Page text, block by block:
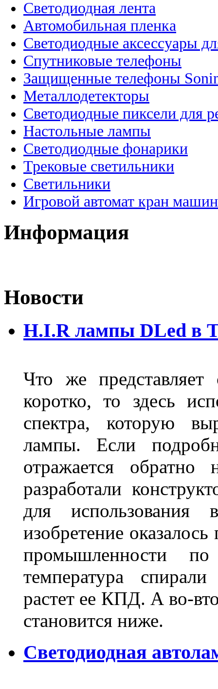
Светодиодная лента
Автомобильная пленка
Светодиодные аксессуары
Спутниковые телефоны
Защищенные телефоны
Металлодетекторы
Светодиодные пиксели для
Настольные лампы
Светодиодные фонарики
Трековые светильники
Светильники
Игровой автомат кран
Информация
Новости
H.I.R лампы DLed в
Что же
коротко, то здесь
спектра, которую
лампы. Если
отражается
разработали
для использования
изобретение
промышленности
температура
растет ее КПД. А во-
становится ниже.
Светодиодная